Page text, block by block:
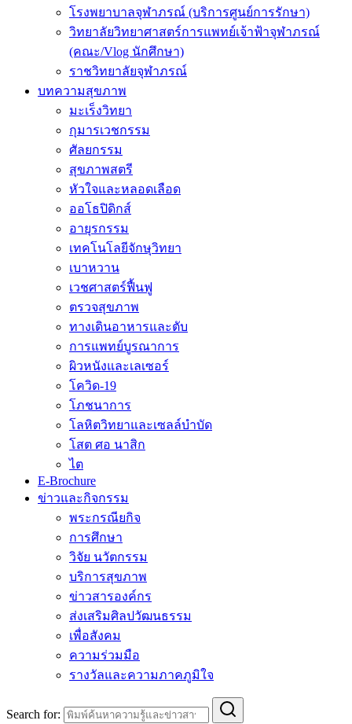
โรงพยาบาลจุฬาภรณ์ (บริการศูนย์การรักษา)
วิทยาลัยวิทยาศาสตร์การแพทย์เจ้าฟ้าจุฬาภรณ์
(คณะ/Vlog นักศึกษา)
ราชวิทยาลัยจุฬาภรณ์
บทความสุขภาพ
มะเร็งวิทยา
กุมารเวชกรรม
ศัลยกรรม
สุขภาพสตรี
หัวใจและหลอดเลือด
ออโธปิดิกส์
อายุรกรรม
เทคโนโลยีจักษุวิทยา
เบาหวาน
เวชศาสตร์ฟื้นฟู
ตรวจสุขภาพ
ทางเดินอาหารและตับ
การแพทย์บูรณาการ
ผิวหนังและเลเซอร์
โควิด-19
โภชนาการ
โลหิตวิทยาและเซลล์บำบัด
โสต ศอ นาสิก
ไต
E-Brochure
ข่าวและกิจกรรม
พระกรณียกิจ
การศึกษา
วิจัย นวัตกรรม
บริการสุขภาพ
ข่าวสารองค์กร
ส่งเสริมศิลปวัฒนธรรม
เพื่อสังคม
ความร่วมมือ
รางวัลและความภาคภูมิใจ
Search for: